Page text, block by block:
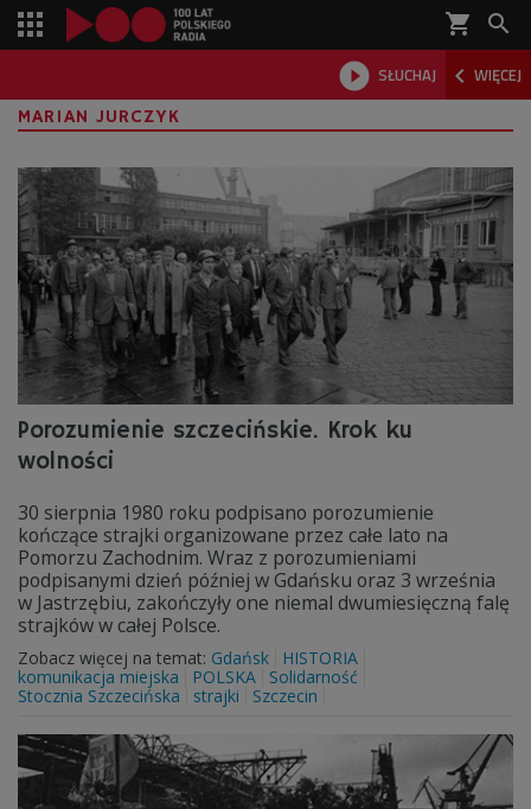
shopping_cart 
 SŁUCHAJ  WIĘCEJ

MARIAN JURCZYK
Porozumienie szczecińskie. Krok ku
wolności
30 sierpnia 1980 roku podpisano porozumienie
kończące strajki organizowane przez całe lato na
Pomorzu Zachodnim. Wraz z porozumieniami
podpisanymi dzień później w Gdańsku oraz 3 września
w Jastrzębiu, zakończyły one niemal dwumiesięczną falę
strajków w całej Polsce.
Zobacz więcej na temat: Gdańsk
HISTORIA
komunikacja miejska
POLSKA
Solidarność
Stocznia Szczecińska
strajki Szczecin